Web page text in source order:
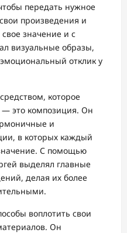
передать нужное
произведения и
значение и с
визуальные образы,
отклик у
которое
— это композиция. Он
и
в которых каждый
С помощью
выделял главные
делая их более
воплотить свои
Он